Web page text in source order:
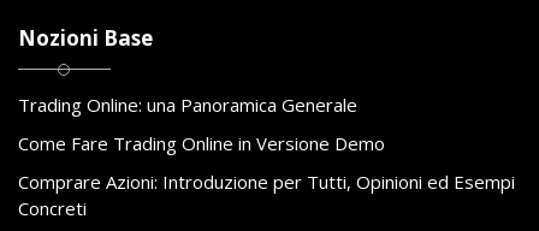
Nozioni Base
Trading Online: una Panoramica Generale
Come Fare Trading Online in Versione Demo
Comprare Azioni: Introduzione per Tutti, Opinioni ed Esempi
Concreti